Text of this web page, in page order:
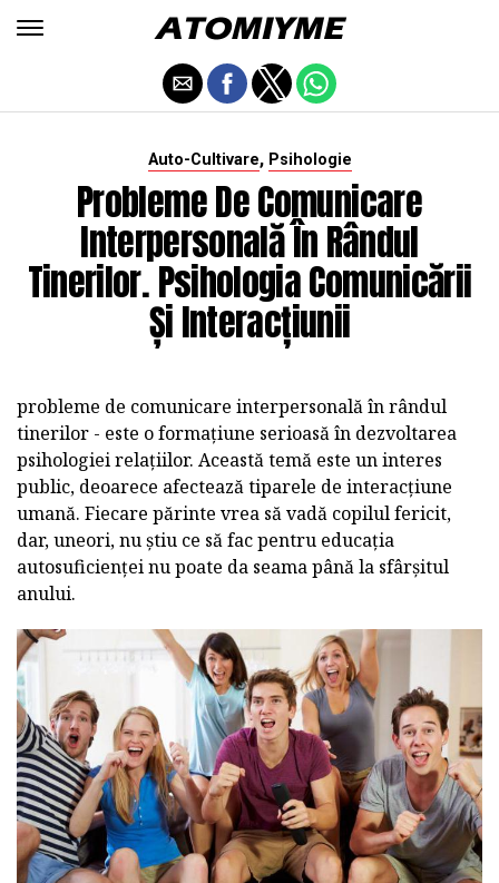
Auto-Cultivare, Psihologie
Probleme De Comunicare
Interpersonală În Rândul
Tinerilor. Psihologia Comunicării
Și Interacțiunii
probleme de comunicare interpersonală în rândul
tinerilor - este o formațiune serioasă în dezvoltarea
psihologiei relațiilor. Această temă este un interes
public, deoarece afectează tiparele de interacțiune
umană. Fiecare părinte vrea să vadă copilul fericit,
dar, uneori, nu știu ce să fac pentru educația
autosuficienței nu poate da seama până la sfârșitul
anului.